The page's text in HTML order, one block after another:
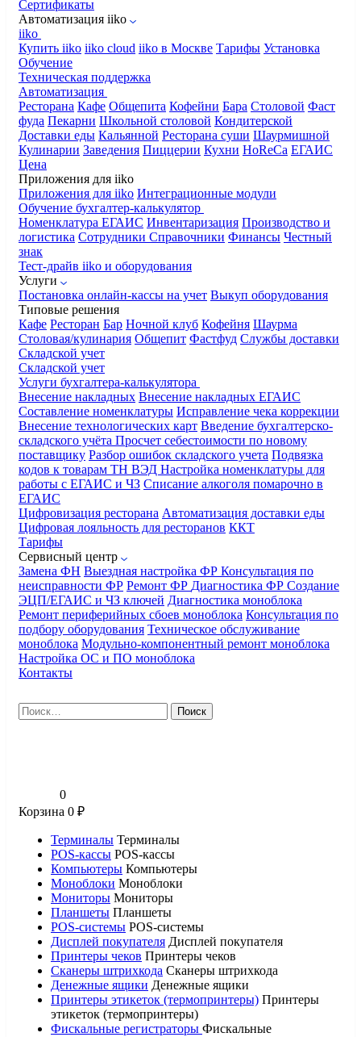
Сертификаты
Автоматизация iiko
iiko
Купить iiko iiko cloud iiko в Москве Тарифы Установка
Обучение
Техническая поддержка
Автоматизация
Ресторана Кафе Общепита Кофейни Бара Столовой Фаст
фуда Пекарни Школьной столовой Кондитерской
Доставки еды Кальянной Ресторана суши Шаурмишной
Кулинарии Заведения Пиццерии Кухни HoReCa ЕГАИС
Цена
Приложения для iiko
Приложения для iiko Интеграционные модули
Обучение бухгалтер-калькулятор
Номенклатура ЕГАИС Инвентаризация Производство и
логистика Сотрудники Справочники Финансы Честный
знак
Тест-драйв iiko и оборудования
Услуги
Постановка онлайн-кассы на учет Выкуп оборудования
Типовые решения
Кафе Ресторан Бар Ночной клуб Кофейня Шаурма
Столовая/кулинария Общепит Фастфуд Службы доставки
Складской учет
Складской учет
Услуги бухгалтера-калькулятора
Внесение накладных Внесение накладных ЕГАИС
Составление номенклатуры Исправление чека коррекции
Внесение технологических карт Введение бухгалтерско-
складского учёта Просчет себестоимости по новому
поставщику Разбор ошибок складского учета Подвязка
кодов к товарам ТН ВЭД Настройка номенклатуры для
работы с ЕГАИС и ЧЗ Списание алкоголя помарочно в
ЕГАИС
Цифровизация ресторана Автоматизация доставки еды
Цифровая лояльность для ресторанов ККТ
Тарифы
Сервисный центр
Замена ФН Выездная настройка ФР Консультация по
неисправности ФР Ремонт ФР Диагностика ФР Создание
ЭЦП/ЕГАИС и ЧЗ ключей Диагностика моноблока
Ремонт периферийных сбоев моноблока Консультация по
подбору оборудования Техническое обслуживание
моноблока Модульно-компонентный ремонт моноблока
Настройка ОС и ПО моноблока
Контакты
Найти:
0
Корзина 0 ₽
Терминалы Терминалы
POS-кассы POS-кассы
Компьютеры Компьютеры
Моноблоки Моноблоки
Мониторы Мониторы
Планшеты Планшеты
POS-системы POS-системы
Дисплей покупателя Дисплей покупателя
Принтеры чеков Принтеры чеков
Сканеры штрихкода Сканеры штрихкода
Денежные ящики Денежные ящики
Принтеры этикеток (термопринтеры) Принтеры
этикеток (термопринтеры)
Фискальные регистраторы Фискальные